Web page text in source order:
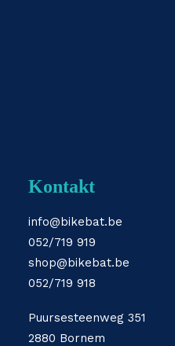
Kontakt
info@bikebat.be
052/719 919
shop@bikebat.be
052/719 918
Puursesteenweg 351
2880 Bornem